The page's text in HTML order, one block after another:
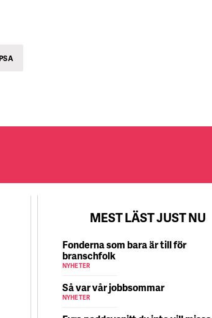
MEST LÄST JUST NU
Fonderna som bara är till för
branschfolk
NYHETER
Så var vår jobbsommar
NYHETER